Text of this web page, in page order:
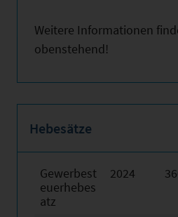
Weitere Informationen
obenstehend!
Hebesätze
Gewerbest
euerhebes
atz
2024